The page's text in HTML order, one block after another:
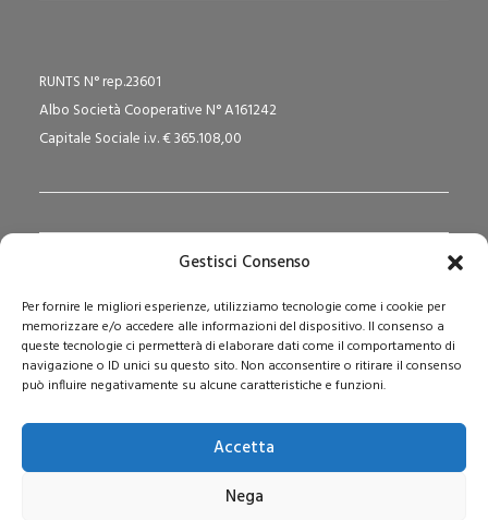
Gestisci Consenso
Per fornire le migliori esperienze, utilizziamo tecnologie come i cookie per
memorizzare e/o accedere alle informazioni del dispositivo. Il consenso a
queste tecnologie ci permetterà di elaborare dati come il comportamento di
navigazione o ID unici su questo sito. Non acconsentire o ritirare il consenso
può influire negativamente su alcune caratteristiche e funzioni.
Accetta
Nega
RUNTS N° rep.23601
Albo Società Cooperative N° A161242
Capitale Sociale i.v. € 365.108,00
Via San Domenico Savio, 6 – 20017 Rho (MI)
Reg. Tribunale: n. 187 del 29/03/97 | ISSN: 1593-2259
Web:www.pedagogia.it